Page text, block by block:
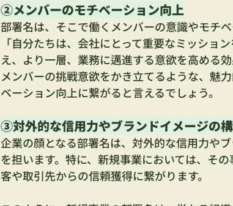
②メンバーのモチベーション向上
部署名は、そこで働くメンバーの意識やモチ
「自分たちは、会社にとって重要なミッショ
え、より一層、業務に邁進する意欲を高める効
メンバーの挑戦意欲をかき立てるような、魅
ベーション向上に繋がると言えるでしょう。
③対外的な信用力やブランドイメージの
企業の顔となる部署名は、対外的な信用力や
を担います。特に、新規事業においては、そ
客や取引先からの信頼獲得に繋がります。